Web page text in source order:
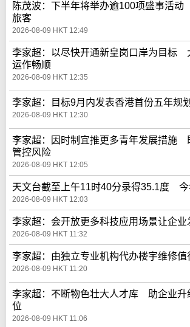
陈茂波：下半年将举办逾100项盛事活
旅客
2026-08-09 HKT 12:49
李家超：以尽快开通新皇岗口岸为目标
运作畅顺
2026-08-09 HKT 12:35
李家超：目标9月内发表香港首份五年规
2026-08-09 HKT 12:30
李家超：因时制宜推更多青年发展措施
管控风险
2026-08-09 HKT 12:05
天文台截至上午11时40分录得35.1度 今
2026-08-09 HKT 12:03
李家超：会开放更多科技应用场景让企业
2026-08-09 HKT 11:32
李家超：由独立专业机构代办楼宇维修值
2026-08-09 HKT 11:20
李家超：不断物色壮大人才库 助企业升
位
2026-08-09 HKT 11:06